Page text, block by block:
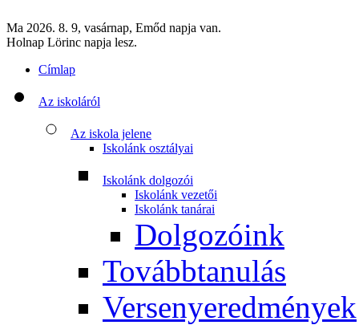
Ma 2026. 8. 9, vasárnap, Emőd napja van.
Holnap Lörinc napja lesz.
Címlap
Az iskoláról
Az iskola jelene
Iskolánk osztályai
Iskolánk dolgozói
Iskolánk vezetői
Iskolánk tanárai
Dolgozóink
Továbbtanulás
Versenyeredmények